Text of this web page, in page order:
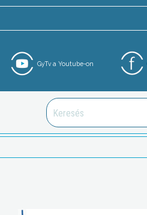
GyTv a Youtube-on